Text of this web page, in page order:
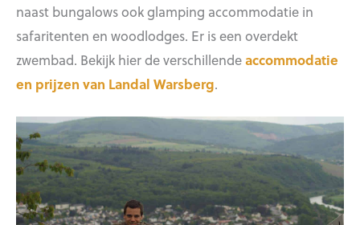
naast bungalows ook glamping accommodatie in
safaritenten en woodlodges. Er is een overdekt
zwembad. Bekijk hier de verschillendeaccommodatie
en prijzen van Landal Warsberg.